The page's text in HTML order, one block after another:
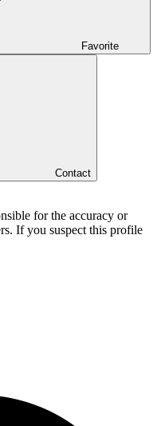
Favorite
Contact
for the accuracy or
If you suspect this profile